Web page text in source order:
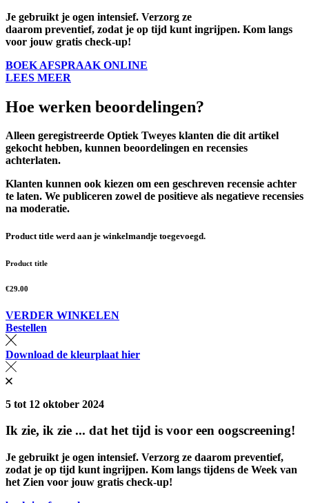
Je gebruikt je ogen intensief. Verzorg ze
daarom preventief, zodat je op tijd kunt ingrijpen. Kom langs
voor jouw gratis check-up!
BOEK AFSPRAAK ONLINE
LEES MEER
Hoe werken beoordelingen?
Alleen geregistreerde Optiek Tweyes klanten die dit artikel
gekocht hebben, kunnen beoordelingen en recensies
achterlaten.
Klanten kunnen ook kiezen om een geschreven recensie achter
te laten. We publiceren zowel de positieve als negatieve recensies
na moderatie.
Product title werd aan je winkelmandje toegevoegd.
Product title
€29.00
VERDER WINKELEN
Bestellen
Download de kleurplaat hier
5 tot 12 oktober 2024
Ik zie, ik zie ... dat het tijd is voor een oogscreening!
Je gebruikt je ogen intensief. Verzorg ze daarom preventief,
zodat je op tijd kunt ingrijpen. Kom langs tijdens de Week van
het Zien voor jouw gratis check-up!